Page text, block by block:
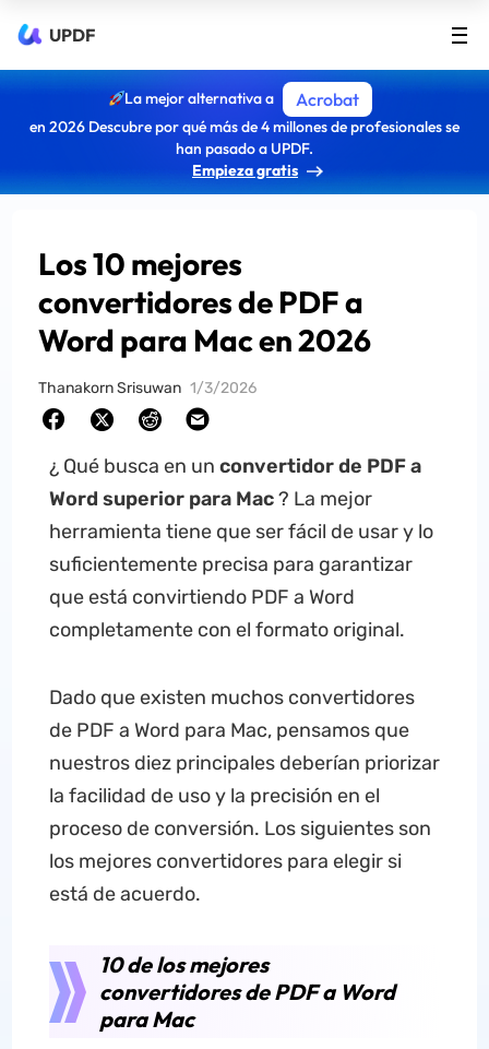
UPDF
La mejor alternativa a Acrobat
en 2026 Descubre por qué más de 4 millones de profesionales se
han pasado a UPDF.
Empieza gratis
Los 10 mejores
convertidores de PDF a
Word para Mac en 2026
Thanakorn Srisuwan 1/3/2026
¿ Qué busca en un convertidor de PDF a
Word superior para Mac? La mejor
herramienta tiene que ser fácil de usar y lo
suficientemente precisa para garantizar
que está convirtiendo PDF a Word
completamente con el formato original.
Dado que existen muchos convertidores
de PDF a Word para Mac, pensamos que
nuestros diez principales deberían priorizar
la facilidad de uso y la precisión en el
proceso de conversión. Los siguientes son
los mejores convertidores para elegir si
está de acuerdo.
10 de los mejores
convertidores de PDF a Word
para Mac